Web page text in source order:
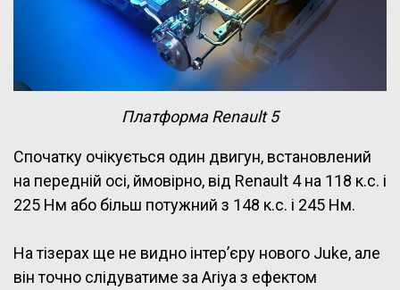
Платформа Renault 5
Спочатку очікується один двигун, встановлений
на передній осі, ймовірно, від Renault 4 на 118 к.с. і
225 Нм або більш потужний з 148 к.с. і 245 Нм.
На тізерах ще не видно інтер’єру нового Juke, але
він точно слідуватиме за Ariya з ефектом